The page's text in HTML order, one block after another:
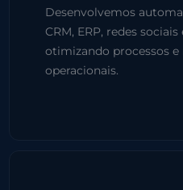
Desenvolvemos
CRM, ERP, redes
otimizando processos
operacionais.